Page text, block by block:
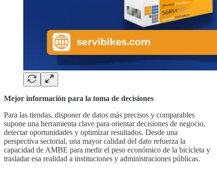
Mejor información para la toma de decisiones
Para las tiendas, disponer de datos más precisos y comparables
supone una herramienta clave para orientar decisiones de negocio,
detectar oportunidades y optimizar resultados. Desde una
perspectiva sectorial, una mayor calidad del dato refuerza la
capacidad de AMBE para medir el peso económico de la bicicleta y
trasladar esa realidad a instituciones y administraciones públicas.